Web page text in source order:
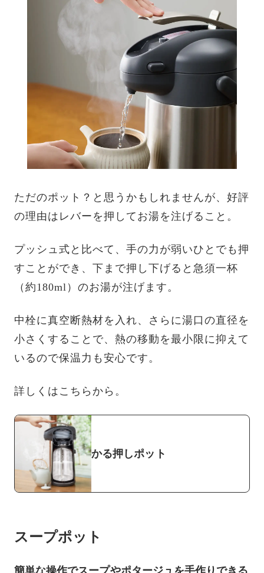
ただのポット？と思うかもしれませんが、好評
の理由はレバーを押してお湯を注げること。
プッシュ式と比べて、手の力が弱いひとでも押
すことができ、下まで押し下げると急須一杯
（約180ml）のお湯が注げます。
中栓に真空断熱材を入れ、さらに湯口の直径を
小さくすることで、熱の移動を最小限に抑えて
いるので保温力も安心です。
詳しくはこちらから。
かる押しポット
スープポット